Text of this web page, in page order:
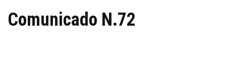
Comunicado N.72